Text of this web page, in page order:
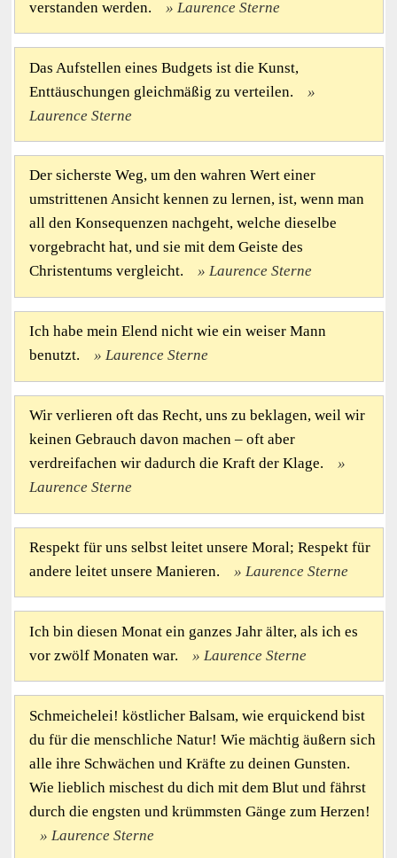
verstanden werden. Laurence Sterne
Das Aufstellen eines Budgets ist die Kunst,
Enttäuschungen gleichmäßig zu verteilen.
Laurence Sterne
Der sicherste Weg, um den wahren Wert einer
umstrittenen Ansicht kennen zu lernen, ist, wenn man
all den Konsequenzen nachgeht, welche dieselbe
vorgebracht hat, und sie mit dem Geiste des
Christentums vergleicht.
Laurence Sterne
Ich habe mein Elend nicht wie ein weiser Mann
benutzt.
Laurence Sterne
Wir verlieren oft das Recht, uns zu beklagen, weil wir
keinen Gebrauch davon machen – oft aber
verdreifachen wir dadurch die Kraft der Klage.
Laurence Sterne
Respekt für uns selbst leitet unsere Moral; Respekt für
andere leitet unsere Manieren.
Laurence Sterne
Ich bin diesen Monat ein ganzes Jahr älter, als ich es
vor zwölf Monaten war.
Laurence Sterne
Schmeichelei! köstlicher Balsam, wie erquickend bist
du für die menschliche Natur! Wie mächtig äußern sich
alle ihre Schwächen und Kräfte zu deinen Gunsten.
Wie lieblich mischest du dich mit dem Blut und fährst
durch die engsten und krümmsten Gänge zum Herzen!
Laurence Sterne